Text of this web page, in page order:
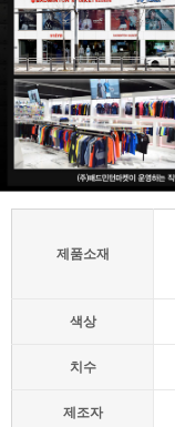
제품소재
색상
치수
제조자